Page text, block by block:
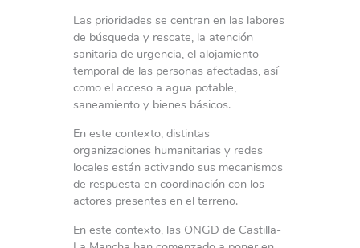
Las prioridades se centran en las labores
de búsqueda y rescate, la atención
sanitaria de urgencia, el alojamiento
temporal de las personas afectadas, así
como el acceso a agua potable,
saneamiento y bienes básicos.
En este contexto, distintas
organizaciones humanitarias y redes
locales están activando sus mecanismos
de respuesta en coordinación con los
actores presentes en el terreno.
En este contexto, las ONGD de Castilla-